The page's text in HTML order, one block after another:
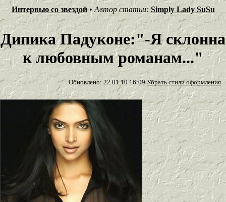
Интервью со звездой• Автор статьи: Simply Lady SuSu
Дипика Падуконе:"-Я склонна
к любовным романам..."
Обновлено: 22.01.10 16:09Убрать стили оформления